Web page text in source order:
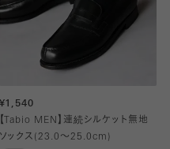
¥1,540
【Tabio MEN】連続シルケット無地
ソックス(23.0～25.0cm)